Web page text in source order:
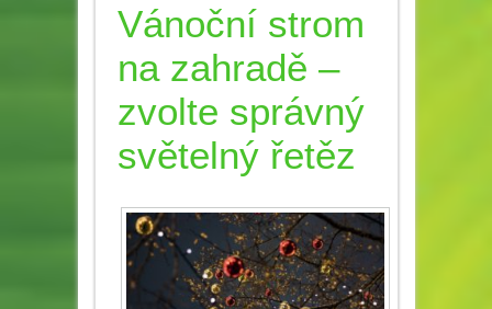
Vánoční strom
na zahradě –
zvolte správný
světelný řetěz